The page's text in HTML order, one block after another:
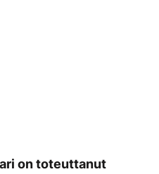
on toteuttanut